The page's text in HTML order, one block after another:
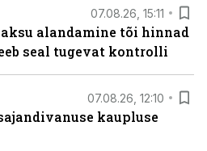
07.08.26, 15:11
alandamine tõi hinnad
seal tugevat kontrolli
07.08.26, 12:10
kaupluse